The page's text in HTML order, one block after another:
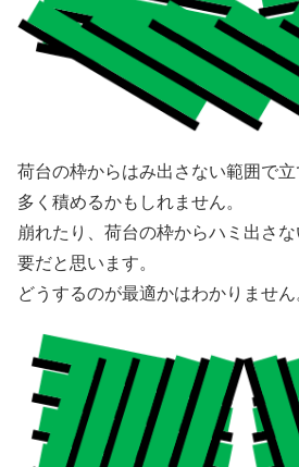
荷台の枠からはみ出さない範囲で
多く積めるかもしれません。
崩れたり、荷台の枠からハミ出さ
要だと思います。
どうするのが最適かはわかりません